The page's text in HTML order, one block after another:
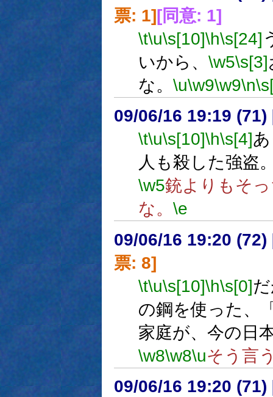
票: 1][同意: 1]
\t\u\s[10]\h\s[24]
いから、 \w5\s[3]
な。 \u\w9\w9\n
09/06/16 19:19 (71)
\t\u\s[10]\h\s[4]
人も殺した強盗
\w5銃よりもそ
な。 \e
09/06/16 19:20 (72)
票: 8]
\t\u\s[10]\h\s[0]
の鋼を使った、
家庭が、今の日
\w8\w8\uそう言
09/06/16 19:20 (71)